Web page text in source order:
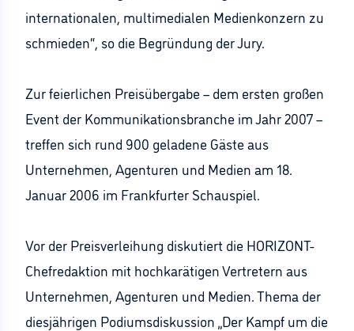
internationalen, multimedialen Medienkonzern zu
schmieden“, so die Begründung der Jury.
Zur feierlichen Preisübergabe – dem ersten großen
Event der Kommunikationsbranche im Jahr 2007 –
treffen sich rund 900 geladene Gäste aus
Unternehmen, Agenturen und Medien am 18.
Januar 2006 im Frankfurter Schauspiel.
Vor der Preisverleihung diskutiert die HORIZONT-
Chefredaktion mit hochkarätigen Vertretern aus
Unternehmen, Agenturen und Medien. Thema der
diesjährigen Podiumsdiskussion „Der Kampf um die